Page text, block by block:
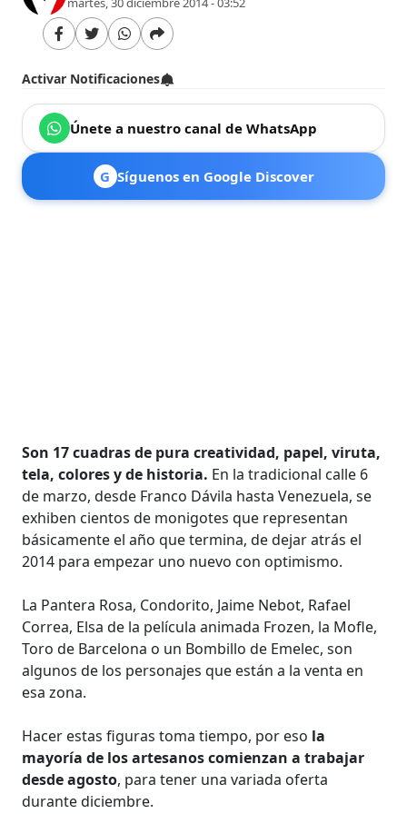
Activar Notificaciones
Únete a nuestro canal de WhatsApp
G Síguenos en Google Discover
Son 17 cuadras de pura creatividad, papel, viruta,
tela, colores y de historia. En la tradicional calle 6
de marzo, desde Franco Dávila hasta Venezuela, se
exhiben cientos de monigotes que representan
básicamente el año que termina, de dejar atrás el
2014 para empezar uno nuevo con optimismo.
La Pantera Rosa, Condorito, Jaime Nebot, Rafael
Correa, Elsa de la película animada Frozen, la Mofle,
Toro de Barcelona o un Bombillo de Emelec, son
algunos de los personajes que están a la venta en
esa zona.
Hacer estas figuras toma tiempo, por eso la
mayoría de los artesanos comienzan a trabajar
desde agosto, para tener una variada oferta
durante diciembre.